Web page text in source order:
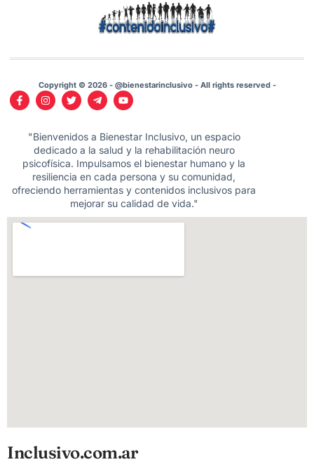
Copyright © 2026 - @bienestarinclusivo - All rights reserved -
"Bienvenidos a Bienestar Inclusivo, un espacio
dedicado a la salud y la rehabilitación neuro
psicofísica. Impulsamos el bienestar humano y la
resiliencia en cada persona y su comunidad,
ofreciendo herramientas y contenidos inclusivos para
mejorar su calidad de vida."
Inclusivo.com.ar